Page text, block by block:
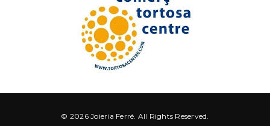
© 2026 Joieria Ferré. All Rights Reserved.